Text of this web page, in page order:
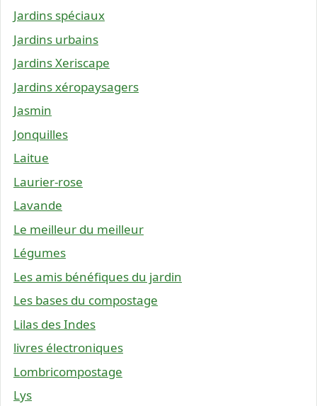
Jardins spéciaux
Jardins urbains
Jardins Xeriscape
Jardins xéropaysagers
Jasmin
Jonquilles
Laitue
Laurier-rose
Lavande
Le meilleur du meilleur
Légumes
Les amis bénéfiques du jardin
Les bases du compostage
Lilas des Indes
livres électroniques
Lombricompostage
Lys